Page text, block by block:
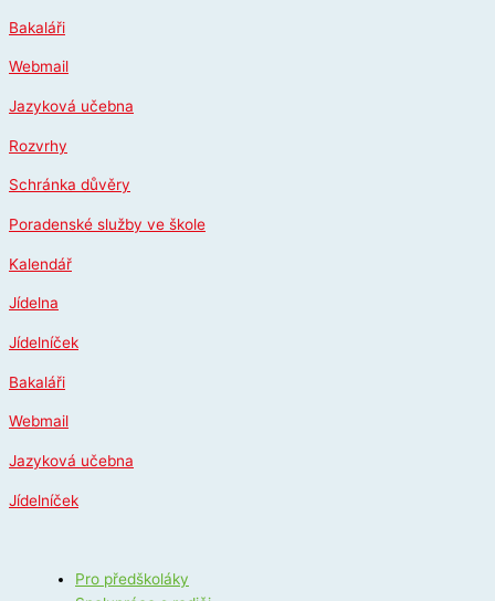
na
obsah
Bakaláři
Webmail
Jazyková učebna
Rozvrhy
Schránka důvěry
Poradenské služby ve škole
Kalendář
Jídelna
Jídelníček
Bakaláři
Webmail
Jazyková učebna
Jídelníček
Pro předškoláky